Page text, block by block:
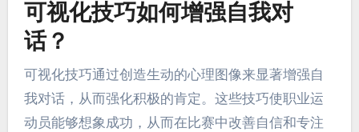
可视化技巧如何增强自我对
话？
可视化技巧通过创造生动的心理图像来显著增强自
我对话，从而强化积极的肯定。这些技巧使职业运
动员能够想象成功，从而在比赛中改善自信和专注